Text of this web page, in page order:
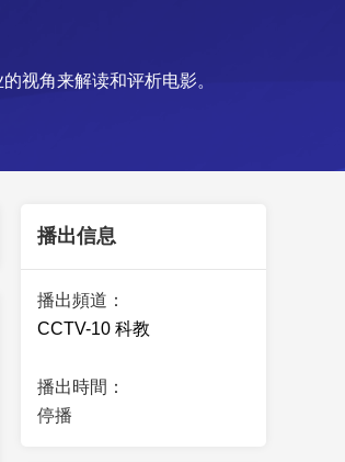
數智 5G
網展 央央好物
视角来解读和评析电影。
播出信息
播出頻道：
CCTV-10 科教
播出時間：
停播